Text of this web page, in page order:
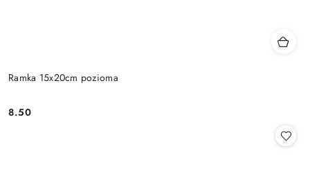
Ramka 15x20cm pozioma
Cena:
8.50